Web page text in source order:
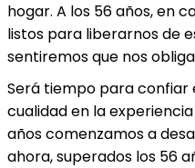
hogar. A los 56 años, en
listos para liberarnos de
sentiremos que nos
Será tiempo para confiar
cualidad en la
años comenzamos a
ahora, superados los 56